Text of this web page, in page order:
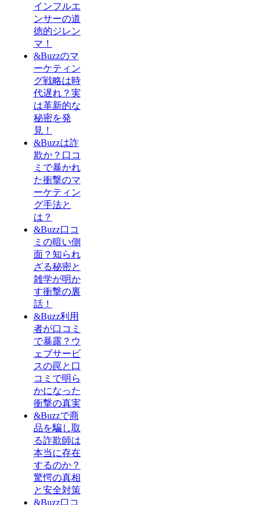
インフルエ
ンサーの道
徳的ジレン
マ！
&Buzzのマ
ーケティン
グ戦略は時
代遅れ？実
は革新的な
秘密を発
見！
&Buzzは詐
欺か？口コ
ミで暴かれ
た衝撃のマ
ーケティン
グ手法と
は？
&Buzz口コ
ミの暗い側
面？知られ
ざる秘密と
雑学が明か
す衝撃の裏
話！
&Buzz利用
者が口コミ
で暴露？ウ
ェブサービ
スの罠と口
コミで明ら
かになった
衝撃の真実
&Buzzで商
品を騙し取
る詐欺師は
本当に存在
するのか？
驚愕の真相
と安全対策
&Buzz口コ